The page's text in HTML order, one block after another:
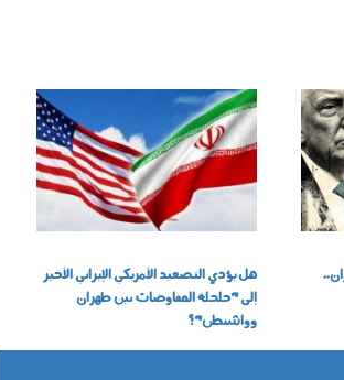
110602.jpg
هل يؤدي التصعيد الأمريكي الإيراني الأخير
إلى "حلحلة المفاوضات بين طهران
وواشنطن"؟